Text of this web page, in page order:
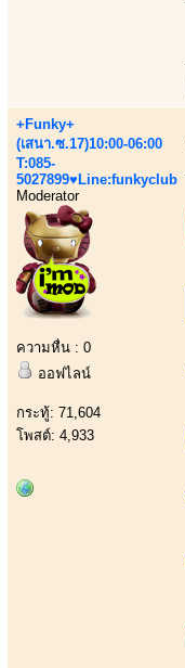
+Funky+
(เสนา.ซ.17)10:00-06:00
T:085-
5027899♥Line:funkyclub
Moderator
ความหื่น : 0
ออฟไลน์
กระทู้: 71,604
โพสต์: 4,933